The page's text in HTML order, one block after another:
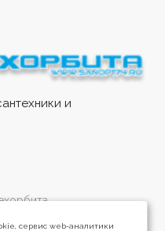
и
сервис web-аналитики